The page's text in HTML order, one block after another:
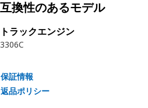
再利用可能カップリングは、制約
た接続を提供することにより、流
互換性のあるモデル
トラックエンジン
3306C
保証情報
返品ポリシー